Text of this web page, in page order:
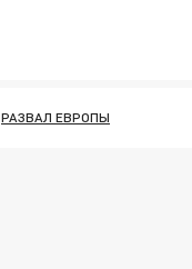
РАЗВАЛ ЕВРОПЫ